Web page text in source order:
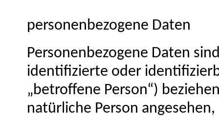
personenbezogene Daten
Personenbezogene Daten
identifizierte oder
„betroffene Person“)
natürliche Person